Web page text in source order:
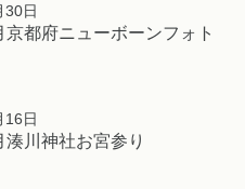
30日
京都府ニューボーンフォト
16日
湊川神社お宮参り